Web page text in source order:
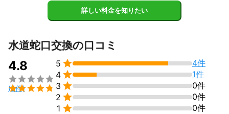
詳しい料金を知りたい
水道蛇口交換の口コミ
4.8


(5件)
5 
4件
4 
1件
3 
0件
2 
0件
1  0件